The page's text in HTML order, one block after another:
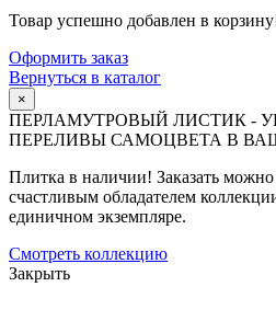
Товар успешно добавлен в
Оформить заказ
Вернуться в каталог
×
ПЕРЛАМУТРОВЫЙ ЛИСТИК -
ПЕРЕЛИВЫ САМОЦВЕТА В
Плитка в наличии! Заказать можно
счастливым обладателем
единичном экземпляре.
Смотреть коллекцию
Закрыть